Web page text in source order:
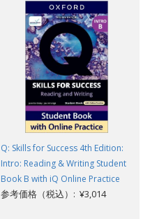
Q: Skills for Success 4th Edition:
Intro: Reading & Writing Student
Book B with iQ Online Practice
参考価格（税込）: ¥3,014